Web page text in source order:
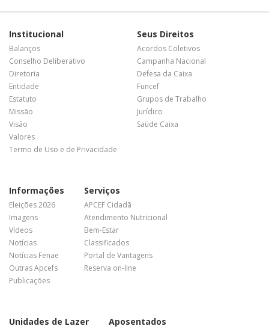
Institucional
Balanços
Conselho Deliberativo
Diretoria
Entidade
Estatuto
Missão
Visão
Valores
Termo de Uso e de Privacidade
Seus Direitos
Acordos Coletivos
Campanha Nacional
Defesa da Caixa
Funcef
Grupos de Trabalho
Jurídico
Saúde Caixa
Informações
Eleições 2026
Imagens
Vídeos
Notícias
Notícias Fenae
Outras Apcefs
Publicações
Serviços
APCEF Cidadã
Atendimento Nutricional
Bem-Estar
Classificados
Portal de Vantagens
Reserva on-line
Unidades de Lazer Aposentados